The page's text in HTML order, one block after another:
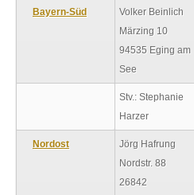
Bayern-Süd
Volker Beinlich
Märzing 10
94535 Eging am
See
Stv.: Stephanie
Harzer
Nordost
Jörg Hafrung
Nordstr. 88
26842